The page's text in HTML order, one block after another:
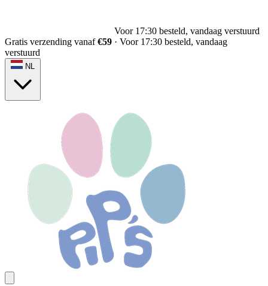
Voor 17:30 besteld, vandaag verstuurd
Gratis verzending vanaf€59 · Voor 17:30 besteld, vandaag
verstuurd
NL